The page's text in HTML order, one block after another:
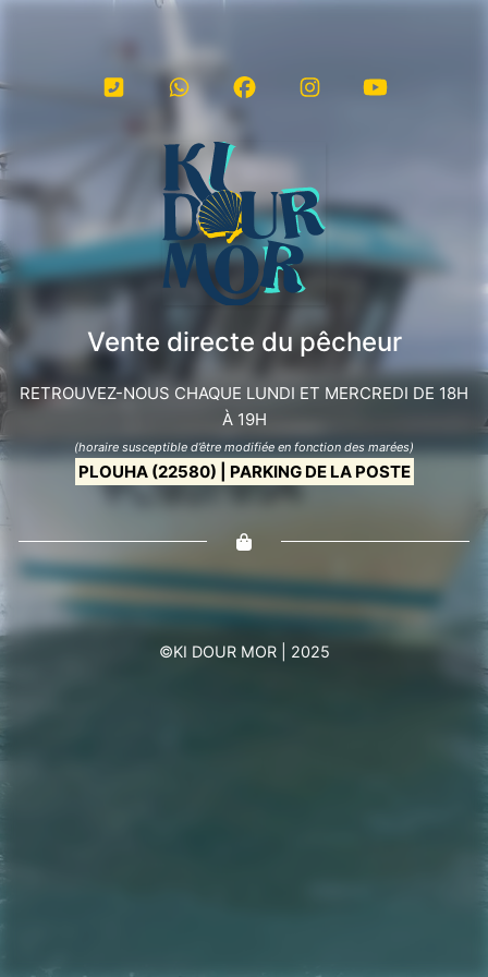
Vente directe du pêcheur
RETROUVEZ-NOUS CHAQUE LUNDI ET MERCREDI DE 18H
À 19H
(horaire susceptible d’être modifiée en fonction des marées)
PLOUHA (22580) | PARKING DE LA POSTE
©KI DOUR MOR | 2025